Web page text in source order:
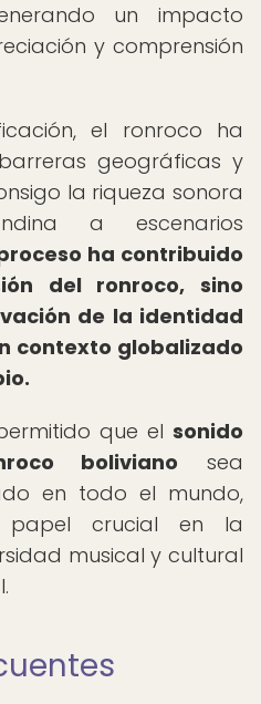
un impacto
y comprensión
el ronroco ha
geográficas y
la riqueza sonora
a escenarios
ha contribuido
del ronroco, sino
de la identidad
contexto globalizado
que el sonido
boliviano sea
en todo el mundo,
papel crucial en la
musical y cultural